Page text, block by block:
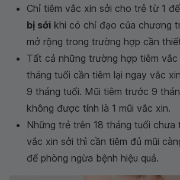
Chỉ tiêm vắc xin sởi cho trẻ từ 1
bị sởi khi có chỉ đạo của chương
mở rộng trong trường hợp cần
Tất cả những trường hợp tiêm
tháng tuổi cần tiêm lại ngay vắc
9 tháng tuổi. Mũi tiêm trước 9
không được tính là 1 mũi vắc xin.
Những trẻ trên 18 tháng tuổi chưa
vắc xin sởi thì cần tiêm đủ mũi
để phòng ngừa bệnh hiệu quả.